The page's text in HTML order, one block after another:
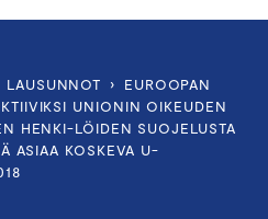
LAUSUNNOT ›
EUROOPAN
UNIONIN OIKEUDEN
HENKI-LÖIDEN SUOJELUSTA
ASIAA KOSKEVA U-